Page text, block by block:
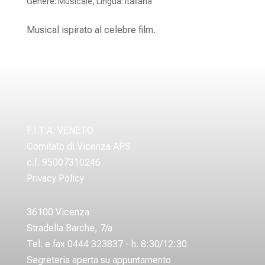
Musical ispirato al celebre film.
F.I.T.A. VENETO
Comitato di Vicenza APS
c.f. 95007310246
Privacy Policy
36100 Vicenza
Stradella Barche, 7/a
Tel. e fax 0444 323837 - h. 8:30/12:30
Segreteria aperta su appuntamento